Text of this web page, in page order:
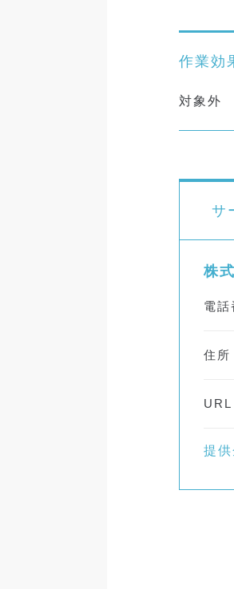
作業効
対象外
サ
株
電話
住所
URL
提